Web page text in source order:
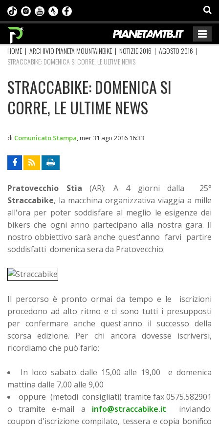
HOME | ARCHIVIO PIANETA MOUNTAINBIKE | NOTIZIE 2016 | AGOSTO 2016 |
STRACCABIKE: DOMENICA SI CORRE, LE ULTIME NEWS
STRACCABIKE: DOMENICA SI
CORRE, LE ULTIME NEWS
di Comunicato Stampa mer 31 ago 2016 16:33
Pratovecchio Stia (AR): A 4 giorni dalla 25°
Straccabike, la macchina organizzativa viaggia a mille
all'ora per poter soddisfare al meglio le esigenze dei
bikers che ogni anno partecipano alla nostra gara. Il
nostro obbiettivo sarà anche quest'anno farvi partire
soddisfatti domenica sera da Pratovecchio.
Il percorso è pronto ormai da tempo e le iscrizioni
procedono ad alto ritmo e ci sono tutti i presupposti
per confermare anche quest'anno il successo della
scorsa edizione. Per chi ancora dovesse iscriversi,
ricordiamo che può farlo:
In loco sabato dalle 15,00 alle 19,00 e domenica
mattina dalle 7,00 alle 9,00
oppure (metodi consigliati) tramite fax 0575.582901
o tramite e-mail a info@straccabike.it inviando:
coupon d'iscrizione compilato, tessera e copia bonifico